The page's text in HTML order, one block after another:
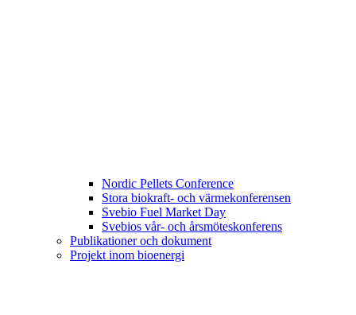
Nordic Pellets Conference
Stora biokraft- och värmekonferensen
Svebio Fuel Market Day
Svebios vår- och årsmöteskonferens
Publikationer och dokument
Projekt inom bioenergi